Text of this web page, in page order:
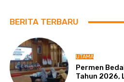
BERITA TERBARU
UTAMA
Permen
Tahun 2026,